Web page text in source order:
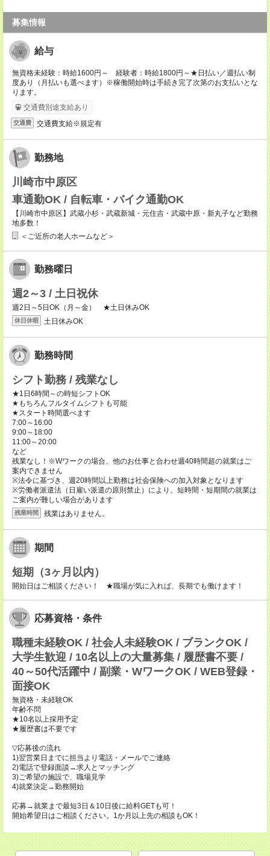
募集情報
給与
無資格未経験：時給1600円～ 経験者：時給1800円～★日払い／週払い制
度あり（月払いも選べます）※稼働開始時は手続き完了次第のお支払いとな
ります。
交通費別途支給あり
交通費 交通費支給※規定有
勤務地
川崎市中原区
車通勤OK / 自転車・バイク通勤OK
【川崎市中原区】武蔵小杉・武蔵新城・元住吉・武蔵中原・新丸子など勤務
地多数！
＜ご近所の老人ホームなど＞
勤務曜日
週2～3 / 土日祝休
週2日～5日OK（月～金） ★土日休みOK
休日休暇 土日休みOK
勤務時間
シフト勤務 / 残業なし
★1日6時間～の時短シフトOK
★もちろんフルタイムシフトも可能
★スタート時間選べます
7:00～16:00
9:00～18:00
11:00～20:00
など
残業なし！※Wワークの場合、他のお仕事と合わせ週40時間超の就業はご
案内できません
※法令に基づき、週20時間以上勤務は社会保険への加入対象となります
※労働者派遣法（日雇い派遣の原則禁止）により、短時間・短期間の就業は
ご案内が難しい場合があります
残業時間 残業はありません。
期間
短期（3ヶ月以内）
開始日はご相談ください！ ★職場が気に入れば、長期でも働けます！
応募資格・条件
職種未経験OK / 社会人未経験OK / ブランクOK /
大学生歓迎 / 10名以上の大量募集 / 履歴書不要 /
40～50代活躍中 / 副業・WワークOK / WEB登録・
面接OK
無資格・未経験OK
年齢不問
★10名以上採用予定
★履歴書は不要です
▽応募後の流れ
1)翌営業日までに担当より電話・メールでご連絡
2)電話で登録面談→求人とマッチング
3)ご希望の施設で、職場見学
4)就業決定→勤務開始
応募→就業まで最短3日＆10日後に給料GETも可！
開始希望日はご相談ください。1か月以上先の相談もOK！